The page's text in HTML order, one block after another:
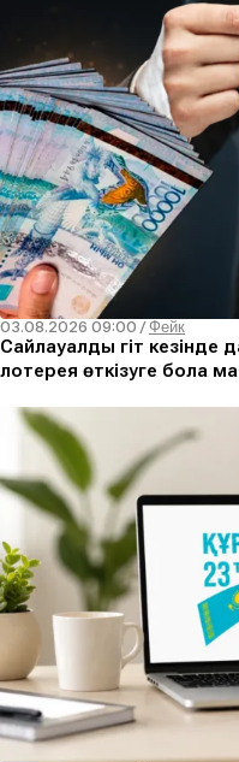
03.08.2026 09:00 /Фейк
Сайлауалды үгіт
лотерея өткізуге бола ма